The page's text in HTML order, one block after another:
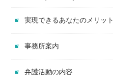
実現できるあなたのメリット
事務所案内
弁護活動の内容